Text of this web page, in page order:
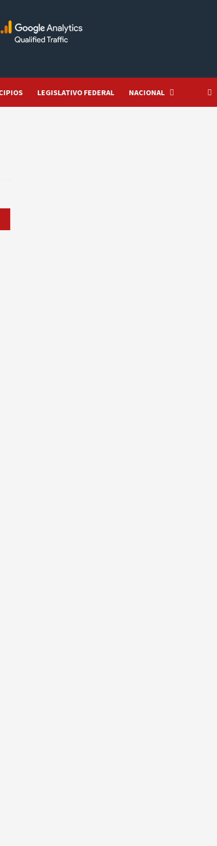
LEGISLATIVO FEDERAL NACIONAL